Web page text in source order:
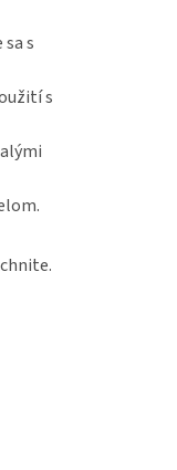
s
s